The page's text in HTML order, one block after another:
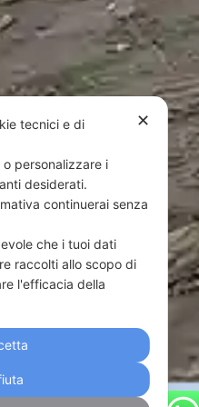
un brand Intent di Federico
01917920678
TE | REA TE-168019 |
federicoandrenacci@pec.it
Google reCAPTCHA
of Servicedi Google.
✕
tecnici e di
personalizzare i
desiderati.
continuerai senza
che i tuoi dati
raccolti allo scopo di
l'efficacia della